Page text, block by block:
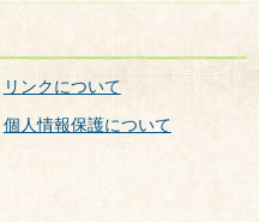
リンクについて
個人情報保護について